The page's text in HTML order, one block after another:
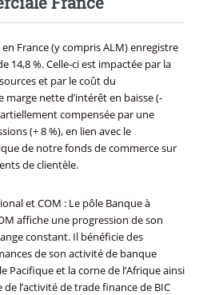
France (y compris ALM) enregistre
14,8 %. Celle-ci est impactée par la
et par le coût du
nette d’intérêt en baisse (-
compensée par une
(+ 8 %), en lien avec le
de notre fonds de commerce sur
de clientèle.
et COM : Le pôle Banque à
affiche une progression de son
constant. Il bénéficie des
de son activité de banque
Pacifique et la corne de l’Afrique ainsi
l’activité de trade finance de BIC